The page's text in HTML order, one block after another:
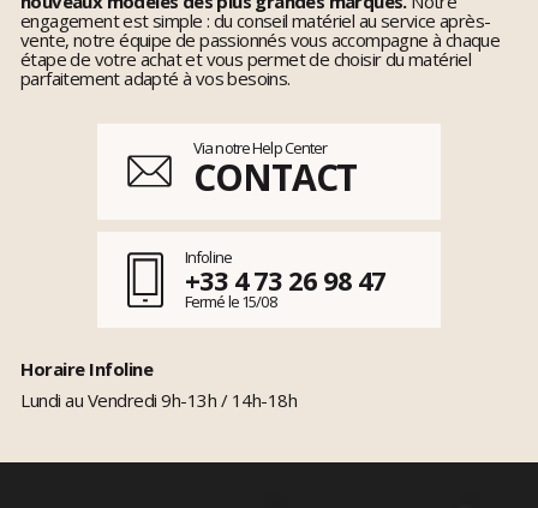
engagement est simple : du conseil matériel au service après-
vente, notre équipe de passionnés vous accompagne à chaque
étape de votre achat et vous permet de choisir du matériel
parfaitement adapté à vos besoins.
Via notre Help Center
CONTACT
Infoline
+33 4 73 26 98 47
Fermé le 15/08
Horaire Infoline
Lundi au Vendredi 9h-13h / 14h-18h